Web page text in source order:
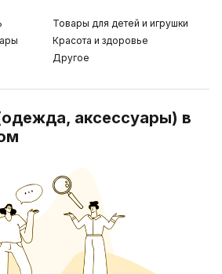
Товары для детей и игрушки
Красота и здоровье
Другое
аксессуары) в